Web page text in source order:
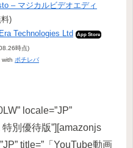
– マジカルビデオエディ
)
Technologies Ltd
App Store
時点)
with ポチレバ
locale=”JP”
別優待版”][amazonjs
title=”「YouTube動画